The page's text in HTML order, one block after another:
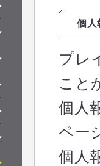
個人
プレ
こと
個人
ペー
個人